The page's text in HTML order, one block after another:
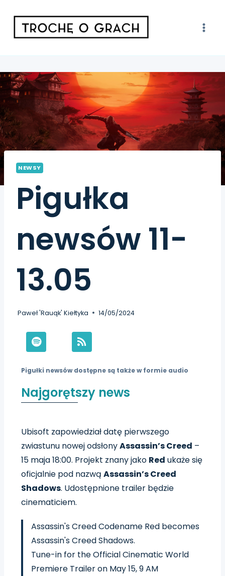
NEWSY
Pigułka
newsów 11-
13.05
Paweł 'Rauqk' Kiełtyka 14/05/2024
Pigułki newsów dostępne są także w formie audio
Najgorętszy news
Ubisoft zapowiedział datę pierwszego
zwiastunu nowej odsłonyAssassin’s Creed –
15 maja 18:00. Projekt znany jako Red ukaże się
oficjalnie pod nazwą Assassin’s Creed
Shadows. Udostępnione trailer będzie
cinematiciem.
Assassin's Creed Codename Red becomes
Assassin's Creed Shadows.
Tune-in for the Official Cinematic World
Premiere Trailer on May 15, 9 AM